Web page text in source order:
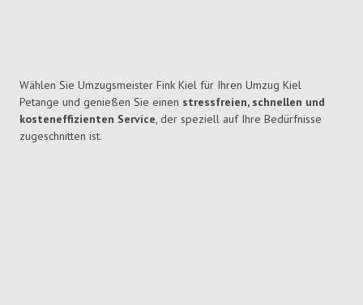
Wählen Sie Umzugsmeister Fink Kiel für Ihren Umzug Kiel
Petange und genießen Sie einen stressfreien, schnellen und
kosteneffizienten Service, der speziell auf Ihre Bedürfnisse
zugeschnitten ist.